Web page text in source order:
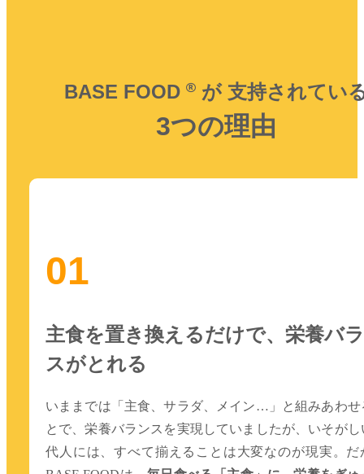
BASE FOOD が 支持されてい
3つの理由
01
主食を置き換えるだけで、栄養バ
スがとれる
いままでは「主食、サラダ、メイン…」と組みあわせ
とで、栄養バランスを実現していましたが、いそがし
代人には、すべて揃えることは大変なのが現実。だ